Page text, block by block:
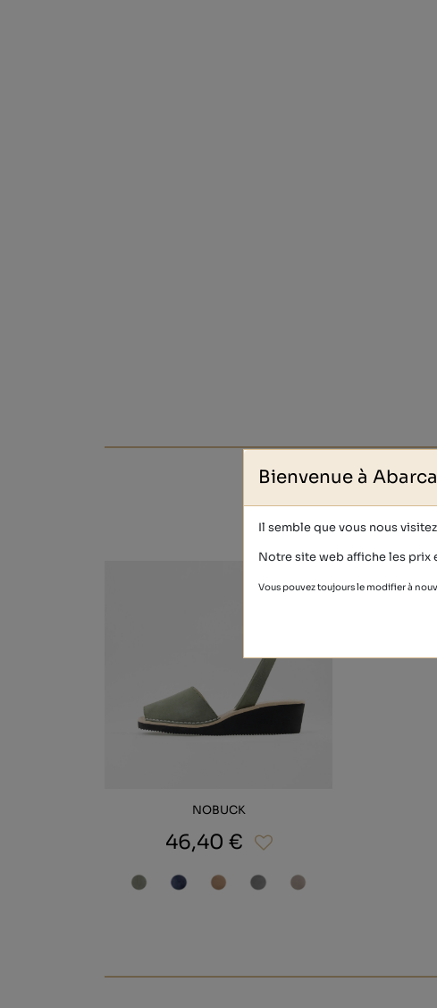
NOBUCK
46,40 €
Bienvenue à
Il semble que vous nous
Notre site web affiche les prix
Vous pouvez toujours le modifier à